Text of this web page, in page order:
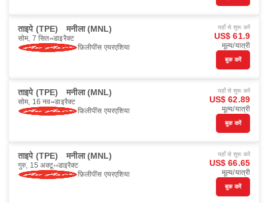
ताइपे (TPE) मनीला (MNL)
सोम, 7 सित॰ डाइरैक्ट
फ़िलीपींस एयरएशिया
यहाँ से शुरू करें
US$ 61.9
मूल्य/यात्री
बुक करें
ताइपे (TPE) मनीला (MNL)
सोम, 16 नव॰ डाइरैक्ट
फ़िलीपींस एयरएशिया
यहाँ से शुरू करें
US$ 62.89
मूल्य/यात्री
बुक करें
ताइपे (TPE) मनीला (MNL)
गुरु, 15 अक्टू॰ डाइरैक्ट
फ़िलीपींस एयरएशिया
यहाँ से शुरू करें
US$ 66.65
मूल्य/यात्री
बुक करें